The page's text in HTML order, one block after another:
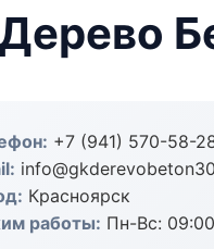
+7 (941) 570-58-
Красноярск
работы: Пн-Вс: